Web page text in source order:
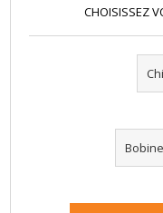
CHOISISSEZ